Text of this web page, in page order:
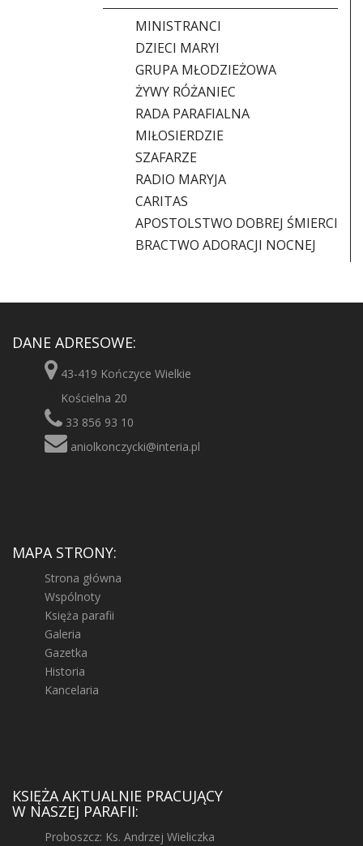
MINISTRANCI
DZIECI MARYI
GRUPA MŁODZIEŻOWA
ŻYWY RÓŻANIEC
RADA PARAFIALNA
MIŁOSIERDZIE
SZAFARZE
RADIO MARYJA
CARITAS
APOSTOLSTWO DOBREJ ŚMIERCI
BRACTWO ADORACJI NOCNEJ
DANE ADRESOWE:
43-419 Kończyce Wielkie
Kościelna 20
33 856 93 10
aniolkonczycki@interia.pl
MAPA STRONY:
Strona główna
Wspólnoty
Księża parafii
Galeria
Gazetka
Historia
Kancelaria
KSIĘŻA AKTUALNIE PRACUJĄCY
W NASZEJ PARAFII:
Proboszcz: Ks. Andrzej Wieliczka